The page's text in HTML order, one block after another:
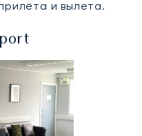
и вылета.